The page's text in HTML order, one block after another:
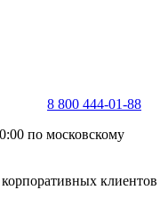
8 800 444-01-88
по московскому
клиентов